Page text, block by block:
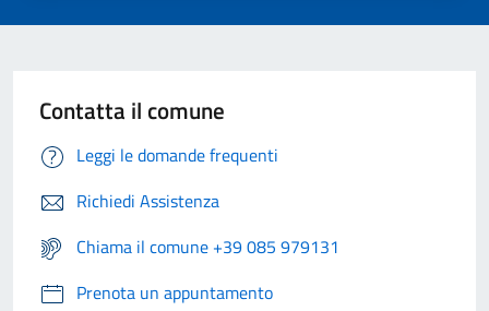
Contatta il comune
Leggi le domande frequenti
Richiedi Assistenza
Chiama il comune +39 085 979131
Prenota un appuntamento